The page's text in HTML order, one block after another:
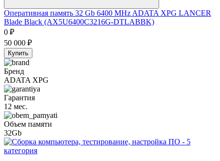
Оперативная память 32 Gb 6400 MHz ADATA XPG LANCER
Blade Black (AX5U6400C3216G-DTLABBK)
0 ₽
50 000 ₽
Купить
Бренд
ADATA XPG
Гарантия
12 мес.
Объем памяти
32Gb